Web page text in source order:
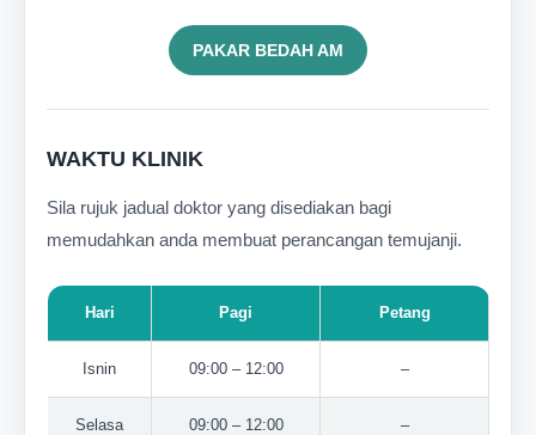
PAKAR BEDAH AM
WAKTU KLINIK
Sila rujuk jadual doktor yang disediakan bagi
memudahkan anda membuat perancangan temujanji.
Hari Pagi Petang
Isnin 09:00 – 12:00 –
Selasa 09:00 – 12:00 –